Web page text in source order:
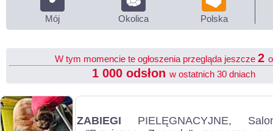
Mój Okolica Polska
W tym momencie te ogłoszenia przegląda jeszcze 2
1 000 odsłon w ostatnich 30 dniach
ZABIEGI PIELĘGNACYJNE,